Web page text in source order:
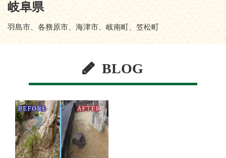
岐阜県
羽島市、各務原市、海津市、岐南町、笠松町
BLOG